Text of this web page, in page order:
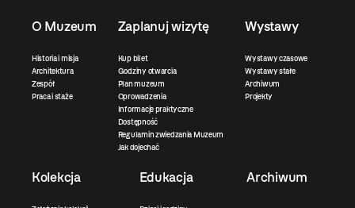
O Muzeum
Historia i misja
Architektura
Zespół
Praca i staże
Zaplanuj wizytę
Kup bilet
Godziny otwarcia
Plan muzeum
Oprowadzenia
Informacje praktyczne
Dostępność
Regulamin zwiedzania Muzeum
Jak dojechać
Wystawy
Wystawy czasowe
Wystawy stałe
Archiwum
Projekty
Kolekcja Edukacja Archiwum